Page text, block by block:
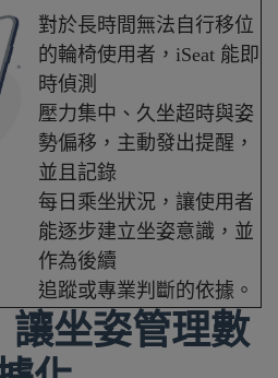
對於長時間無法自行移位
的輪椅使用者，iSeat 能即
時偵測
壓力集中、久坐超時與姿
勢偏移，主動發出提醒，
並且記錄
每日乘坐狀況，讓使用者
能逐步建立坐姿意識，並
作為後續
追蹤或專業判斷的依據。
讓坐姿管理數